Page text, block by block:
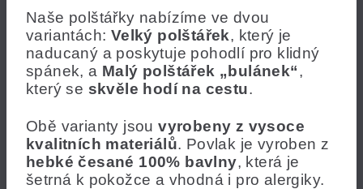
Naše polštářky nabízíme ve dvou
variantách: Velký polštářek, který je
naducaný a poskytuje pohodlí pro klidný
spánek, a Malý polštářek „bulánek“,
který se skvěle hodí na cestu.
Obě varianty jsouvyrobeny z vysoce
kvalitních materiálů. Povlak je vyroben z
hebké česané 100% bavlny, která je
šetrná k pokožce a vhodná i pro alergiky.